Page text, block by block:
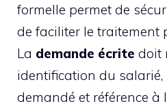
formelle permet de
de faciliter le traitement
La demande écrite doit
identification du
demandé et référence à